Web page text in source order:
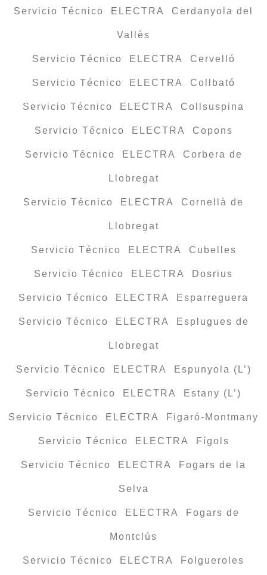
Servicio Técnico ELECTRA Cerdanyola del
Vallès
Servicio Técnico ELECTRA Cervelló
Servicio Técnico ELECTRA Collbató
Servicio Técnico ELECTRA Collsuspina
Servicio Técnico ELECTRA Copons
Servicio Técnico ELECTRA Corbera de
Llobregat
Servicio Técnico ELECTRA Cornellà de
Llobregat
Servicio Técnico ELECTRA Cubelles
Servicio Técnico ELECTRA Dosrius
Servicio Técnico ELECTRA Esparreguera
Servicio Técnico ELECTRA Esplugues de
Llobregat
Servicio Técnico ELECTRA Espunyola (L’)
Servicio Técnico ELECTRA Estany (L’)
Servicio Técnico ELECTRA Figaró-Montmany
Servicio Técnico ELECTRA Fígols
Servicio Técnico ELECTRA Fogars de la
Selva
Servicio Técnico ELECTRA Fogars de
Montclús
Servicio Técnico ELECTRA Folgueroles